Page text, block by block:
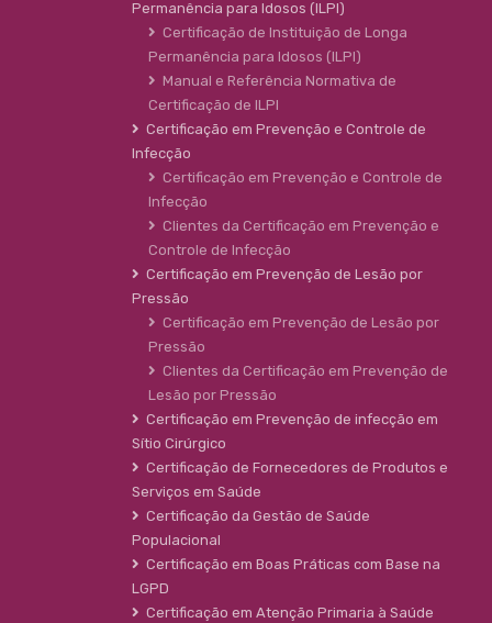
Permanência para Idosos (ILPI)
Certificação de Instituição de Longa
Permanência para Idosos (ILPI)
Manual e Referência Normativa de
Certificação de ILPI
Certificação em Prevenção e Controle de
Infecção
Certificação em Prevenção e Controle de
Infecção
Clientes da Certificação em Prevenção e
Controle de Infecção
Certificação em Prevenção de Lesão por
Pressão
Certificação em Prevenção de Lesão por
Pressão
Clientes da Certificação em Prevenção de
Lesão por Pressão
Certificação em Prevenção de infecção em
Sítio Cirúrgico
Certificação de Fornecedores de Produtos e
Serviços em Saúde
Certificação da Gestão de Saúde
Populacional
Certificação em Boas Práticas com Base na
LGPD
Certificação em Atenção Primaria à Saúde